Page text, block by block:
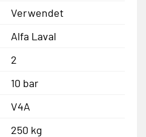
Verwendet
Alfa Laval
2
10 bar
V4A
250 kg